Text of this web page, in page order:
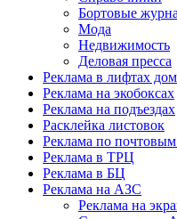
Бортовые
Мода
Недвижимость
Деловая пресса
Реклама в лифтах
Реклама на экобоксах
Реклама на подъездах
Расклейка листовок
Реклама по
Реклама в ТРЦ
Реклама в БЦ
Реклама на АЗС
Реклама на